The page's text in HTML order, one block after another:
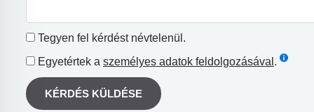
Tegyen fel kérdést névtelenül.
Egyetértek a személyes adatok feldolgozásával .
KÉRDÉS KÜLDÉSE